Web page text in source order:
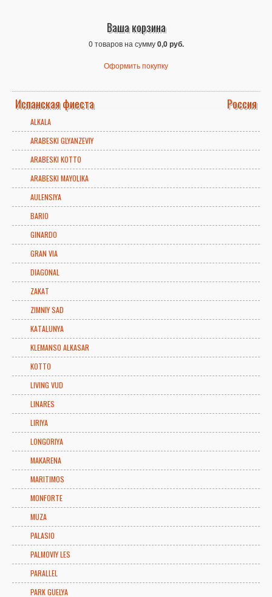
Ваша корзина
0 товаров на сумму0,0 руб.
Оформить покупку
Испанская фиеста Россия
ALKALA
ARABESKI GLYANZEVIY
ARABESKI KOTTO
ARABESKI MAYOLIKA
AULENSIYA
BARIO
GINARDO
GRAN VIA
DIAGONAL
ZAKAT
ZIMNIY SAD
KATALUNYA
KLEMANSO ALKASAR
KOTTO
LIVING VUD
LINARES
LIRIYA
LONGORIYA
MAKARENA
MARITIMOS
MONFORTE
MUZA
PALASIO
PALMOVIY LES
PARALLEL
PARK GUELYA